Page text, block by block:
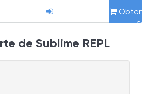
de Sublime REPL